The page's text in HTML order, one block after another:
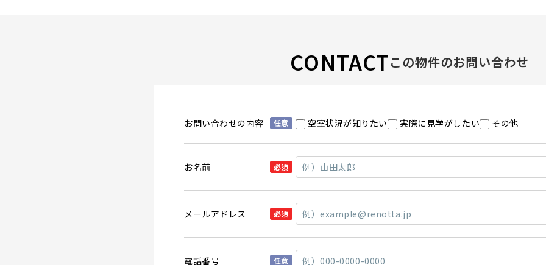
CONTACTこの物件のお問い合わせ
お問い合わせの内容 任意 空室状況が知りたい 実際に見学がしたい その他
お名前 必須
メールアドレス 必須
電話番号 任意